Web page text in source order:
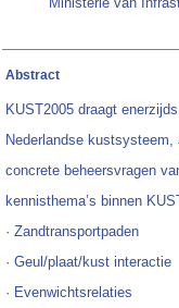
Abstract
KUST2005 draagt
Nederlandse
concrete beheersvragen
kennisthema’s binnen
· Zandtransportpaden
· Geul/plaat/kust interactie
· Evenwichtsrelaties